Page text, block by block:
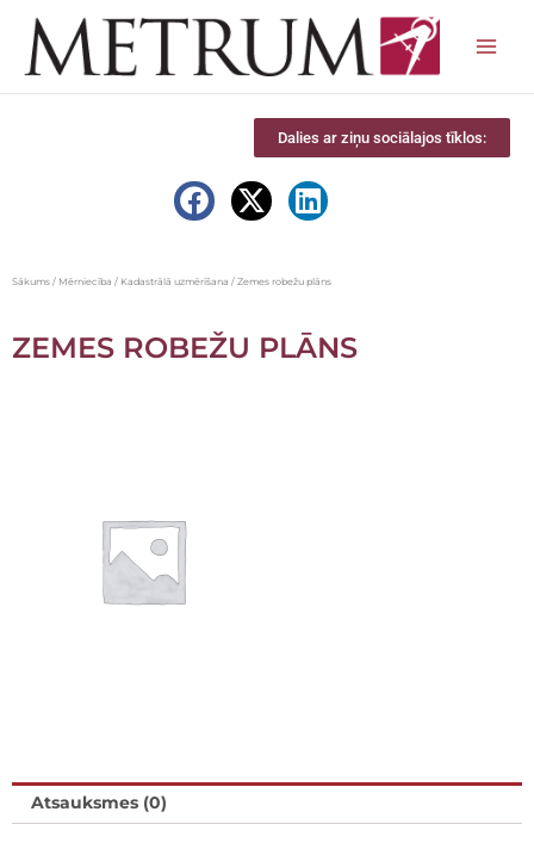
content
Dalies ar ziņu sociālajos tīklos:
Sākums / Mērniecība / Kadastrālā uzmērīšana / Zemes robežu plāns
ZEMES ROBEŽU PLĀNS
Atsauksmes (0)